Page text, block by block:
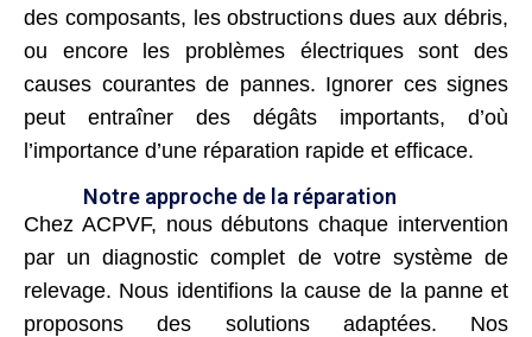
des composants, les obstructions dues aux débris,
ou encore les problèmes électriques sont des
causes courantes de pannes. Ignorer ces signes
peut entraîner des dégâts importants, d’où
l’importance d’une réparation rapide et efficace.
Notre approche de la réparation
Chez ACPVF, nous débutons chaque intervention
par un diagnostic complet de votre système de
relevage. Nous identifions la cause de la panne et
proposons des solutions adaptées. Nos